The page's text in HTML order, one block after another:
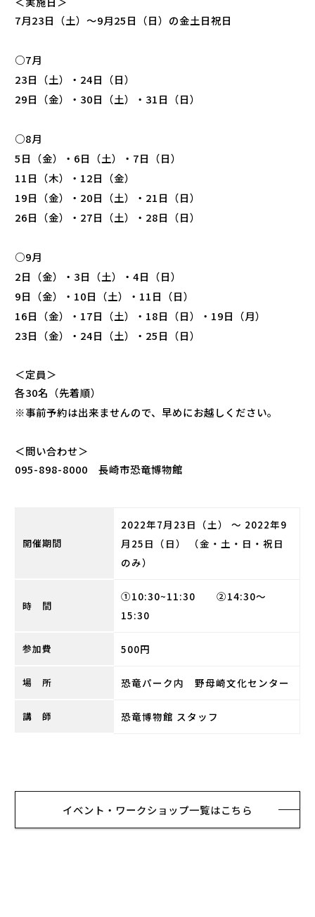
7月23日（土）〜9月25日（日）の金土日祝日
○7月
23日（土）・24日（日）
29日（金）・30日（土）・31日（日）
○8月
5日（金）・6日（土）・7日（日）
11日（木）・12日（金）
19日（金）・20日（土）・21日（日）
26日（金）・27日（土）・28日（日）
○9月
2日（金）・3日（土）・4日（日）
9日（金）・10日（土）・11日（日）
16日（金）・17日（土）・18日（日）・19日（月）
23日（金）・24日（土）・25日（日）
＜定員＞
各30名（先着順）
※事前予約は出来ませんので、早めにお越しください。
＜問い合わせ＞
095-898-8000 長崎市恐竜博物館
開催期間
2022年7月23日（土） ～ 2022年9
月25日（日）
（金・土・日・祝日
のみ）
時 間
①10:30~11:30 ②14:30〜
15:30
参加費 500円
場 所 恐竜パーク内 野母崎文化センター
講 師 恐竜博物館 スタッフ
イベント・ワークショップ一覧はこちら